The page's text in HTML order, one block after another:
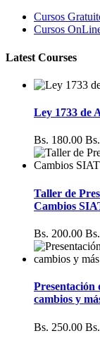
Cursos
Cursos
Latest Courses
Ley 1733 de
Bs. 180.00
Taller de
Cambios
Bs. 200.00
Presentación
cambios y
Bs. 250.00